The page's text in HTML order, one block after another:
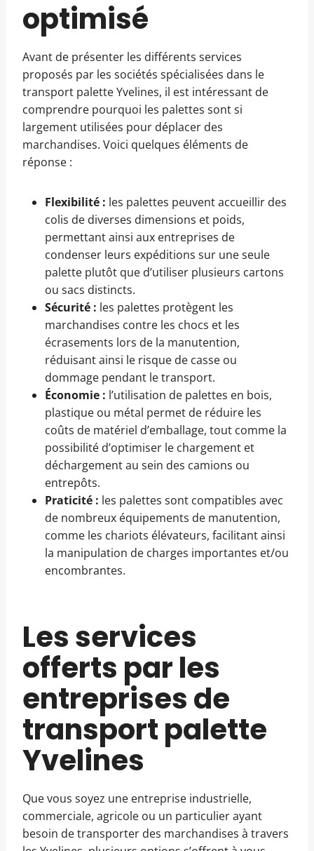
optimisé
Avant de présenter les différents services
proposés par les sociétés spécialisées dans le
transport palette Yvelines, il est intéressant de
comprendre pourquoi les palettes sont si
largement utilisées pour déplacer des
marchandises. Voici quelques éléments de
réponse :
Flexibilité : les palettes peuvent accueillir des
colis de diverses dimensions et poids,
permettant ainsi aux entreprises de
condenser leurs expéditions sur une seule
palette plutôt que d’utiliser plusieurs cartons
ou sacs distincts.
Sécurité : les palettes protègent les
marchandises contre les chocs et les
écrasements lors de la manutention,
réduisant ainsi le risque de casse ou
dommage pendant le transport.
Économie : l’utilisation de palettes en bois,
plastique ou métal permet de réduire les
coûts de matériel d’emballage, tout comme la
possibilité d’optimiser le chargement et
déchargement au sein des camions ou
entrepôts.
Praticité : les palettes sont compatibles avec
de nombreux équipements de manutention,
comme les chariots élévateurs, facilitant ainsi
la manipulation de charges importantes et/ou
encombrantes.
Les services
offerts par les
entreprises de
transport palette
Yvelines
Que vous soyez une entreprise industrielle,
commerciale, agricole ou un particulier ayant
besoin de transporter des marchandises à travers